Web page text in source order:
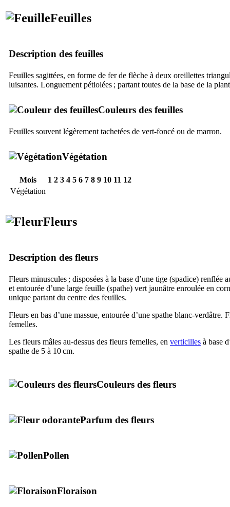
Feuilles
Description des feuilles
Feuilles sagittées, en forme de fer de flèche à deux oreillettes
luisantes. Longuement pétiolées ; partant toutes de la base de la
Couleurs des feuilles
Feuilles souvent légèrement tachetées de vert-foncé ou de marron.
Végétation
Mois 1 2 3 4 5 6 7 8 9 10 11 12
Végétation
Fleurs
Description des fleurs
Fleurs minuscules ; disposées à la base d’une tige (spadice) renflée
et entourée d’une large feuille (spathe) vert jaunâtre enroulée en
unique partant du centre des feuilles.
Fleurs en bas d’une massue, entourée d’une spathe blanc-verdâtre.
femelles.
Les fleurs mâles au-dessus des fleurs femelles, en verticilles à base
spathe de 5 à 10 cm.
Couleurs des fleurs
Parfum des fleurs
Pollen
Floraison